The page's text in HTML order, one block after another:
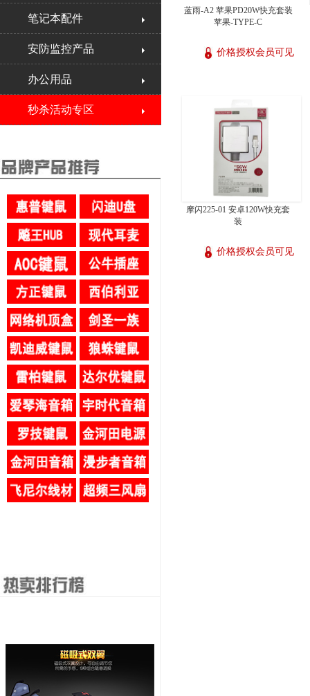
笔记本配件
安防监控产品
办公用品
秒杀活动专区
蓝雨-A2 苹果PD20W快充套装
苹果-TYPE-C
价格授权会员可见
摩闪225-01 安卓120W快充套
装
价格授权会员可见